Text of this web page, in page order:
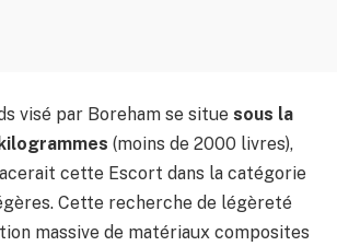
visé par Boreham se situe sous la
(moins de 2000 livres),
cette Escort dans la catégorie
Cette recherche de légèreté
massive de matériaux composites